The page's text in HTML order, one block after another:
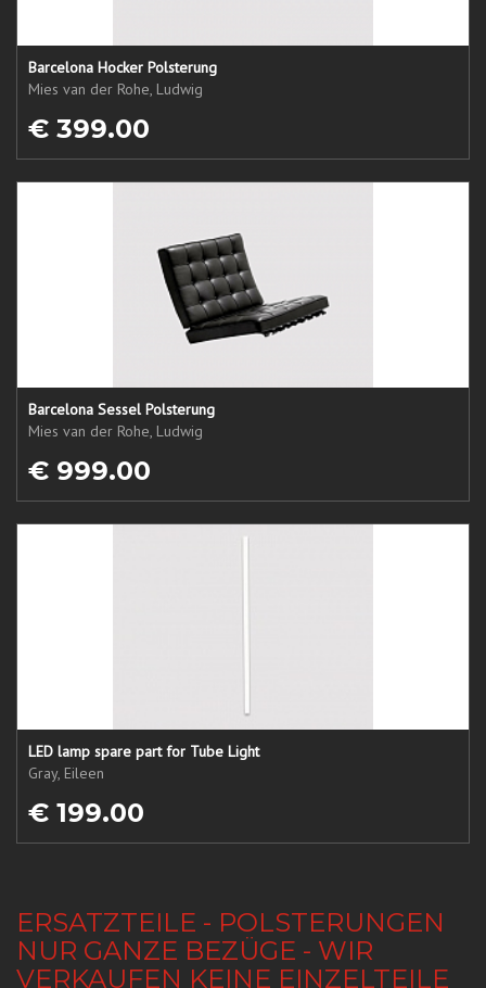
Barcelona Hocker Polsterung
Mies van der Rohe, Ludwig
€ 399.00
Barcelona Sessel Polsterung
Mies van der Rohe, Ludwig
€ 999.00
LED lamp spare part for Tube Light
Gray, Eileen
€ 199.00
ERSATZTEILE - POLSTERUNGEN
NUR GANZE BEZÜGE - WIR
VERKAUFEN KEINE EINZELTEILE